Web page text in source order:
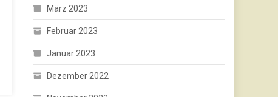
März 2023
Februar 2023
Januar 2023
Dezember 2022